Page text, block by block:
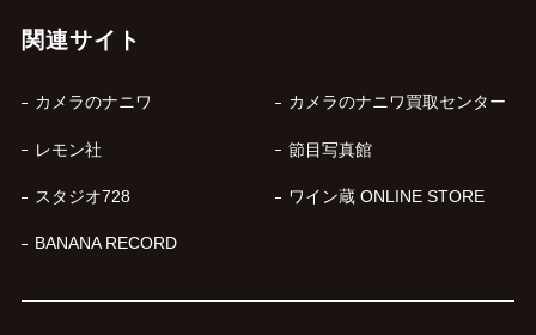
関連サイト
カメラのナニワ カメラのナニワ買取センター
レモン社 節目写真館
スタジオ728 ワイン蔵 ONLINE STORE
BANANA RECORD